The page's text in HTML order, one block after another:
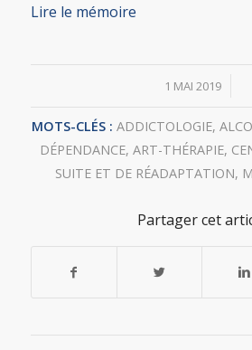
Lire le mémoire
1 MAI 2019
/
MOTS-CLÉS : ADDICTOLOGIE,
DÉPENDANCE,ART-THÉRAPIE,
SUITE ET DE RÉADAPTATION,
Partager cet